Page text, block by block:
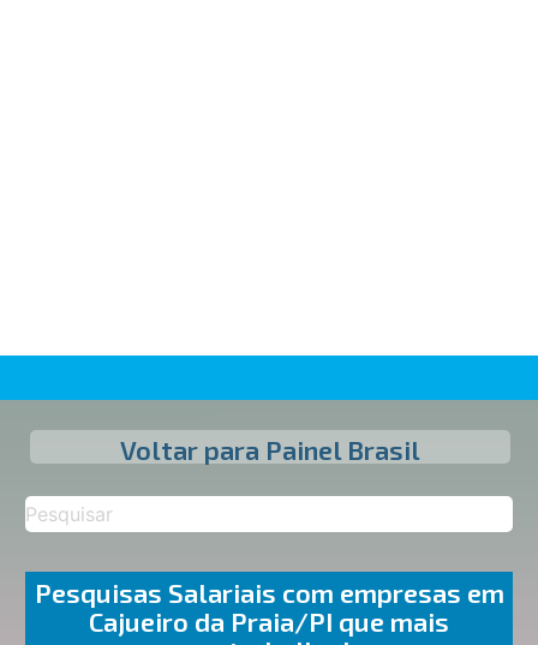
Voltar para Painel Brasil
Pesquisas Salariais com empresas em
Cajueiro da Praia/PI que mais